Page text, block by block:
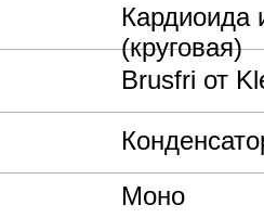
Кардиоида
(круговая)
Brusfri от
Моно